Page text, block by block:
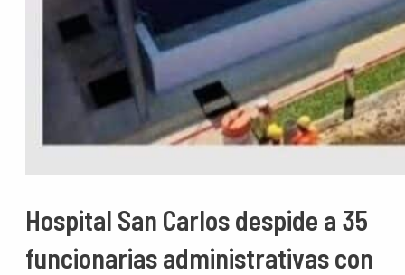
Hospital San Carlos despide a 35
funcionarias administrativas con